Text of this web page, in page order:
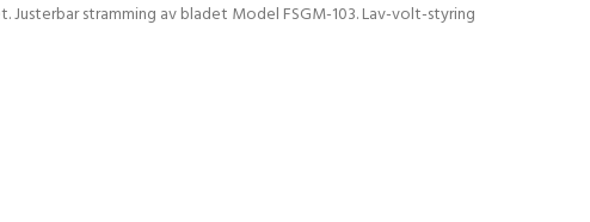
stramming av bladet Model FSGM-103. Lav-volt-styring